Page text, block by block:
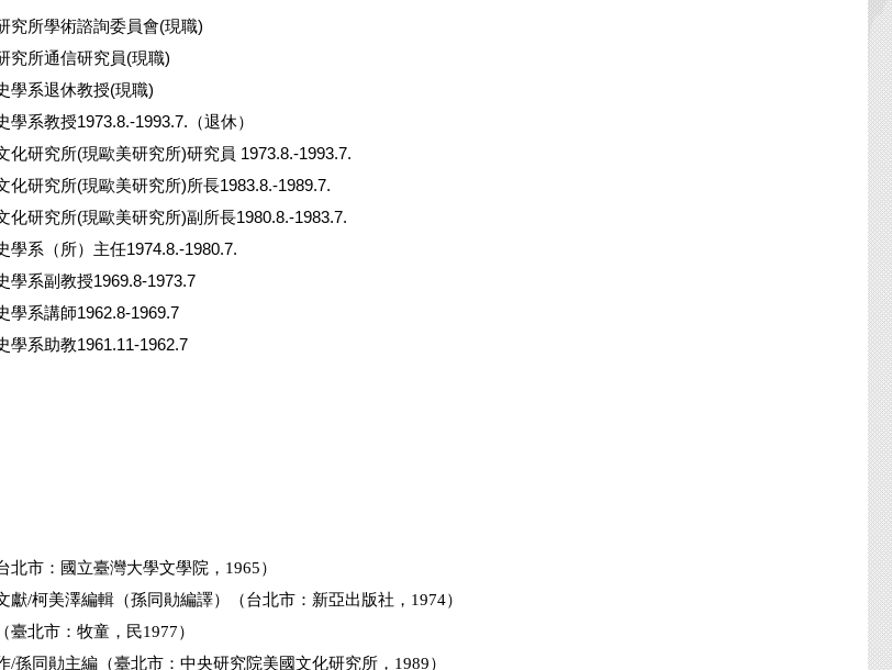
究所學術諮詢委員會(現職)
究所通信研究員(現職)
學系退休教授(現職)
學系教授1973.8.-1993.7.（退休）
化研究所(現歐美研究所)研究員 1973.8.-1993.7.
化研究所(現歐美研究所)所長1983.8.-1989.7.
化研究所(現歐美研究所)副所長1980.8.-1983.7.
學系（所）主任1974.8.-1980.7.
學系副教授1969.8-1973.7
學系講師1962.8-1969.7
學系助教1961.11-1962.7
北市：國立臺灣大學文學院，1965）
獻/柯美澤編輯（孫同勛編譯）（台北市：新亞出版社，1974）
臺北市：牧童，民1977）
/孫同勛主編（臺北市：中央研究院美國文化研究所，1989）